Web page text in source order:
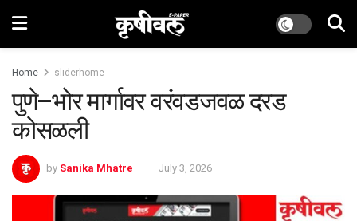
Home sliderhome
पुणे–भोर मार्गावर वरंवडजवळ दरड
कोसळली
by Sanika Mhatre July 3, 2026